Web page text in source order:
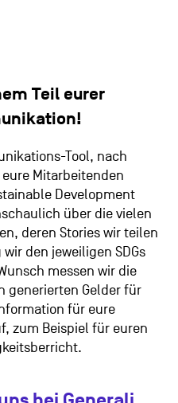
Teil eurer
Tool, nach
Mitarbeitenden
Development
über die vielen
deren Stories wir teilen
den jeweiligen SDGs
messen wir die
generierten Gelder für
für eure
zum Beispiel für euren